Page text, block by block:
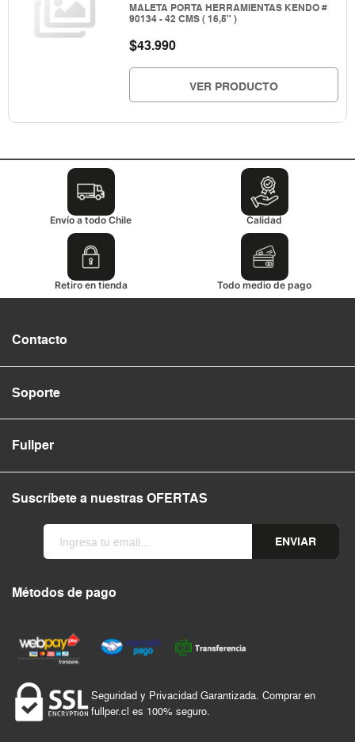
MALETA PORTA HERRAMIENTAS KENDO #
90134 - 42 CMS ( 16,5" )
$43.990
VER PRODUCTO
Envío a todo Chile Calidad
Retiro en tienda Todo medio de pago
Contacto
Soporte
Fullper
Suscríbete a nuestras OFERTAS
ENVIAR
Métodos de pago
Seguridad y Privacidad Garantizada. Comprar en
fullper.cl es 100% seguro.